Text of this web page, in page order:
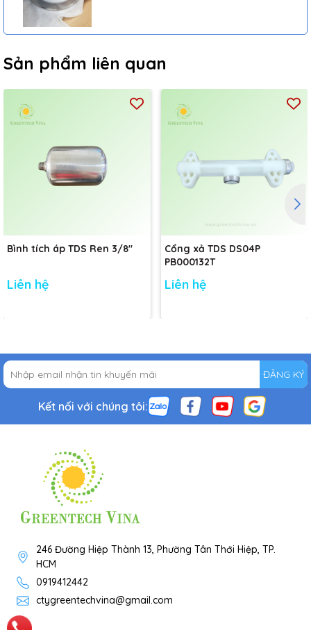
Sản phẩm liên quan
Bình tích áp TDS Ren 3/8"
Liên hệ
Cổng xả TDS DS04P
PB000132T
Liên hệ
ĐĂNG KÝ
Kết nối với chúng tôi:
246 Đường Hiệp Thành 13, Phường Tân Thới Hiệp, TP.
HCM
0919412442
ctygreentechvina@gmail.com